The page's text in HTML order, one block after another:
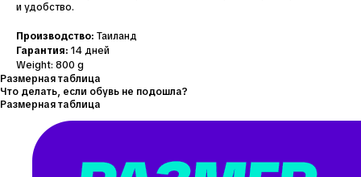
и удобство.
Производство: Таиланд
Гарантия: 14 дней
Weight: 800 g
Размерная таблица
Что делать, если обувь не подошла?
Размерная таблица